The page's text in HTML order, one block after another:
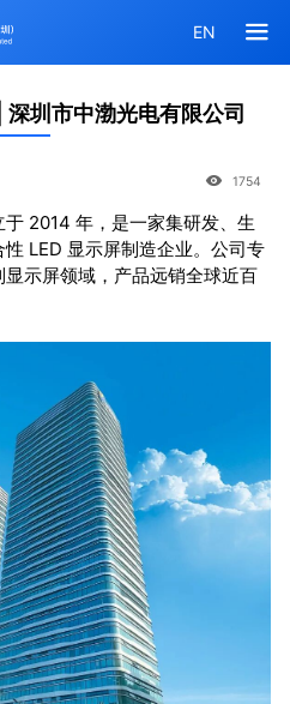
EN
圳市中渤光电有限公司
1754
2014 年，是一家集研发、生
LED 显示屏制造企业。公司专
示屏领域，产品远销全球近百